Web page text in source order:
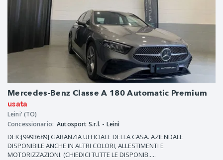
Mercedes-Benz Classe A 180 Automatic Premium
usata
Leini' (TO)
Concessionario: Autosport S.r.l. - Leinì
DEK:[9993689] GARANZIA UFFICIALE DELLA CASA. AZIENDALE
DISPONIBILE ANCHE IN ALTRI COLORI, ALLESTIMENTI E
MOTORIZZAZIONI. (CHIEDICI TUTTE LE DISPONIB.....